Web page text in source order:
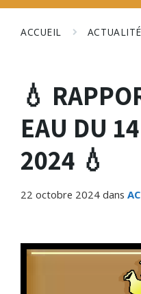
ACCUEIL ACTUALITÉ
💧​
EAU DU
2024 💧
22 octobre 2024 dans